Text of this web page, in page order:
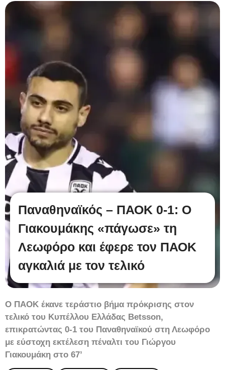
Παναθηναϊκός – ΠΑΟΚ 0-1: Ο
Γιακουμάκης «πάγωσε» τη
Λεωφόρο και έφερε τον ΠΑΟΚ
αγκαλιά με τον τελικό
Ο ΠΑΟΚ έκανε τεράστιο βήμα πρόκρισης στον
τελικό του Κυπέλλου Ελλάδας Betsson,
επικρατώντας 0-1 του Παναθηναϊκού στη Λεωφόρο
με εύστοχη εκτέλεση πέναλτι του Γιώργου
Γιακουμάκη στο 67’